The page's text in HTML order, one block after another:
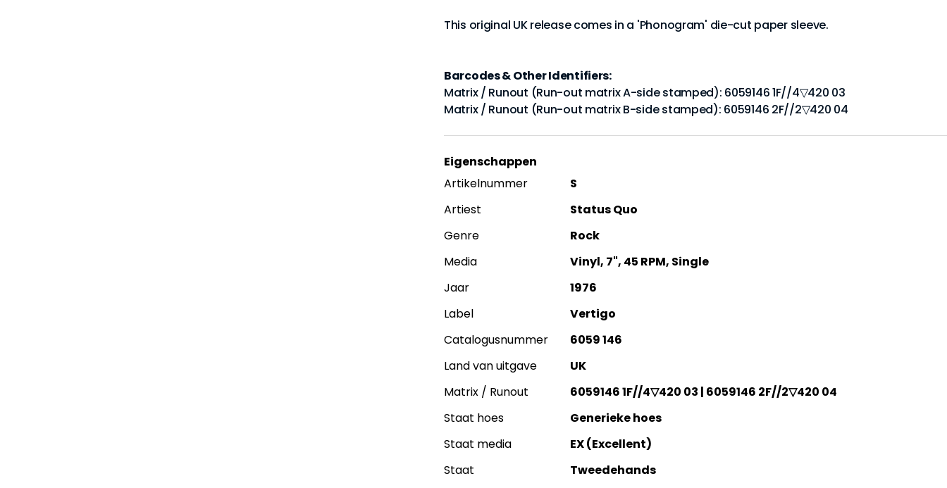
This original UK release comes in a 'Phonogram' die-cut paper sleeve.
Barcodes & Other Identifiers:
Matrix / Runout (Run-out matrix A-side stamped): 6059146 1F//4▽420 03
Matrix / Runout (Run-out matrix B-side stamped): 6059146 2F//2▽420 04
Eigenschappen
Artikelnummer
S
Artiest
Status Quo
Genre
Rock
Media
Vinyl, 7", 45 RPM, Single
Jaar
1976
Label
Vertigo
Catalogusnummer
6059 146
Land van uitgave
UK
Matrix / Runout
6059146 1F//4▽420 03 | 6059146 2F//2▽420 04
Staat hoes
Generieke hoes
Staat media
EX (Excellent)
Staat
Tweedehands